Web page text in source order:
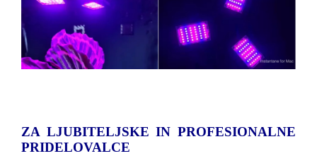
ZA LJUBITELJSKE IN PROFESIONALNE
PRIDELOVALCE